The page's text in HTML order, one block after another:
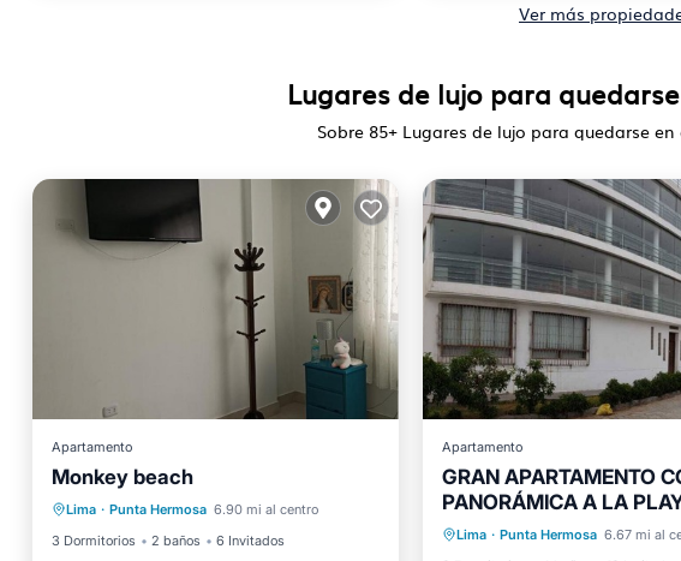
Ver más
Lugares de lujo para
Sobre 85+ Lugares de lujo para quedarse
Apartamento
Monkey beach
Lima · Punta Hermosa 6.90 mi al centro
3 Dormitorios
2 baños 6 Invitados
Aparcamiento
Se admiten mascotas
Apto para niños
Apartamento
GRAN APARTAMENTO
PANORÁMICA A LA
SILENCIO"
Lima · Punta Hermosa 6.67 mi al
Vista al mar
Vistas
Seguridad/Protección